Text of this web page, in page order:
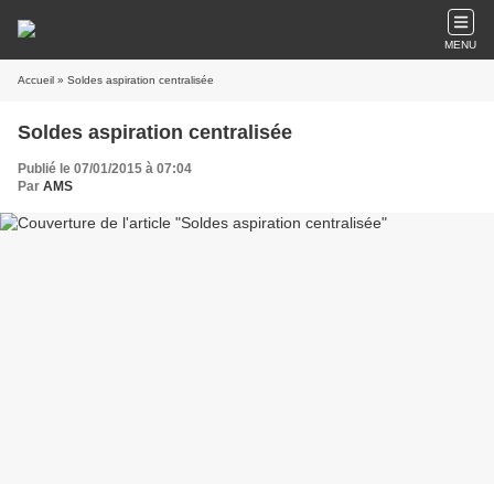
MENU
Accueil » Soldes aspiration centralisée
Soldes aspiration centralisée
Publié le 07/01/2015 à 07:04
Par AMS